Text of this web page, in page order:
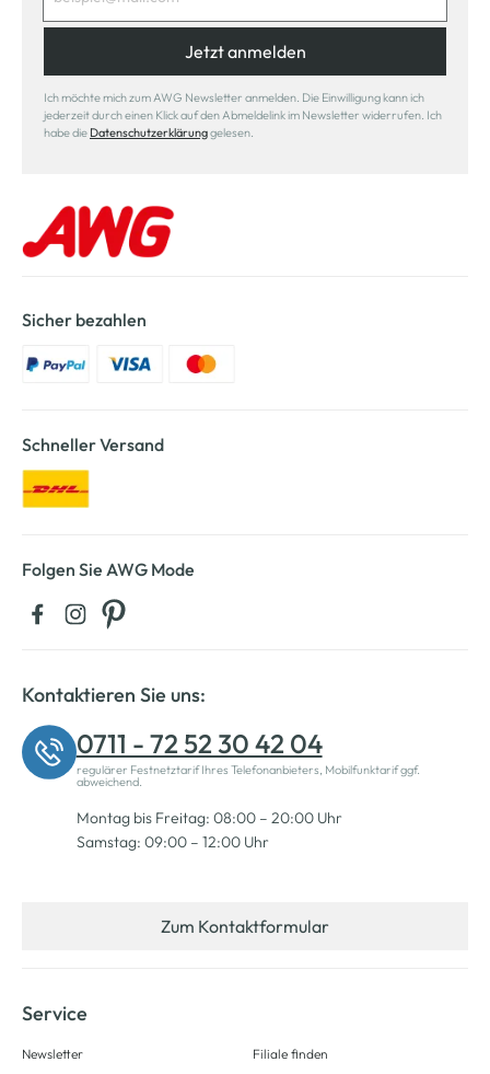
Jetzt anmelden
Ich möchte mich zum AWG Newsletter anmelden. Die Einwilligung kann ich
jederzeit durch einen Klick auf den Abmeldelink im Newsletter widerrufen. Ich
habe die Datenschutzerklärunggelesen.
Sicher bezahlen
Schneller Versand
Folgen Sie AWG Mode
Kontaktieren Sie uns:
0711 - 72 52 30 42 04
regulärer Festnetztarif Ihres Telefonanbieters, Mobilfunktarif ggf.
abweichend.
Montag bis Freitag: 08:00 – 20:00 Uhr
Samstag: 09:00 – 12:00 Uhr
Zum Kontaktformular
Service
Newsletter Filiale finden